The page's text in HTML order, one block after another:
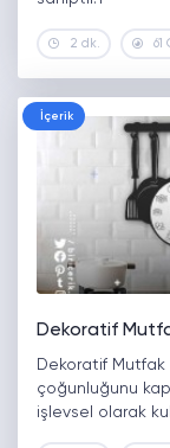
2 dk. 61
İçerik
Dekoratif
Dekoratif Mutfak
çoğunluğunu
işlevsel olarak